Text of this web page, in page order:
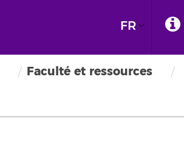
FR
Faculté et ressources